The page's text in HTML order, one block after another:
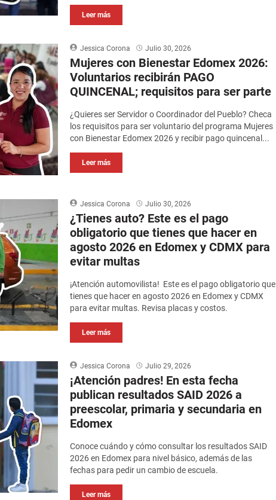
Leer más
Jessica Corona Julio 30, 2026
Mujeres con Bienestar Edomex 2026:
Voluntarios recibirán PAGO
QUINCENAL; requisitos para ser parte
¿Quieres ser Servidor o Coordinador del Pueblo? Checa
los requisitos para ser voluntario del programa Mujeres
con Bienestar Edomex 2026 y recibir pago quincenal...
Leer más
Jessica Corona Julio 30, 2026
¿Tienes auto? Este es el pago
obligatorio que tienes que hacer en
agosto 2026 en Edomex y CDMX para
evitar multas
¡Atención automovilista! Este es el pago obligatorio que
tienes que hacer en agosto 2026 en Edomex y CDMX
para evitar multas. Revisa placas y costos.
Leer más
Jessica Corona Julio 29, 2026
¡Atención padres! En esta fecha
publican resultados SAID 2026 a
preescolar, primaria y secundaria en
Edomex
Conoce cuándo y cómo consultar los resultados SAID
2026 en Edomex para nivel básico, además de las
fechas para pedir un cambio de escuela.
Leer más